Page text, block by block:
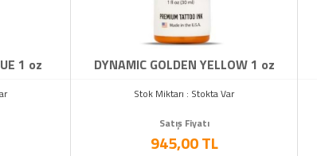
1 oz DYNAMIC GOLDEN YELLOW 1 oz
Stok Miktarı : Stokta Var
Satış Fiyatı
945,00 TL